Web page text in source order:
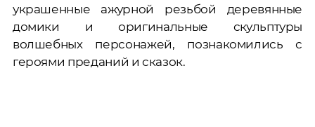
украшенные ажурной резьбой деревянные
домики и оригинальные скульптуры
волшебных персонажей, познакомились с
героями преданий и сказок.